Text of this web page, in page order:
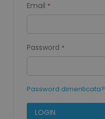
Email
Password
Password dimenticata?
LOGIN